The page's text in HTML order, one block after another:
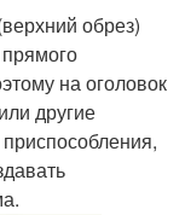
обрез)
на оголовок
другие